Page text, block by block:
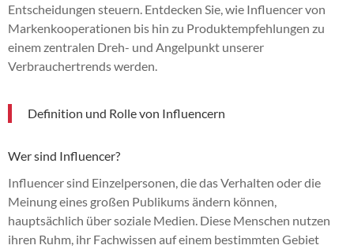
Entscheidungen steuern. Entdecken Sie, wie Influencer von
Markenkooperationen bis hin zu Produktempfehlungen zu
einem zentralen Dreh- und Angelpunkt unserer
Verbrauchertrends werden.
Definition und Rolle von Influencern
Wer sind Influencer?
Influencer sind Einzelpersonen, die das Verhalten oder die
Meinung eines großen Publikums ändern können,
hauptsächlich über soziale Medien. Diese Menschen nutzen
ihren Ruhm, ihr Fachwissen auf einem bestimmten Gebiet